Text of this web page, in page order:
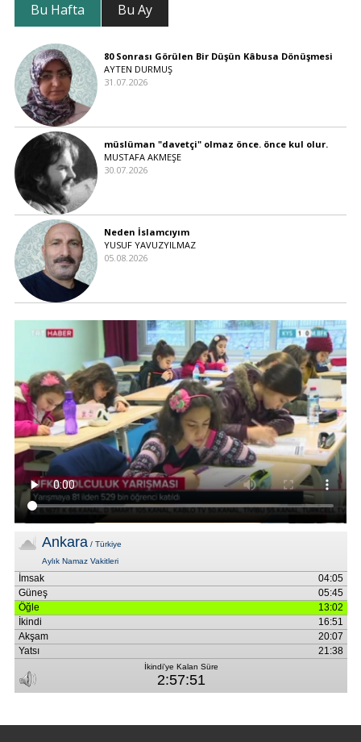
Bu Hafta Bu Ay
80 Sonrası Görülen Bir Düşün Kâbusa Dönüşmesi
AYTEN DURMUŞ
31.07.2026
müslüman "davetçi" olmaz önce. önce kul olur.
MUSTAFA AKMEŞE
30.07.2026
Neden İslamcıyım
YUSUF YAVUZYILMAZ
05.08.2026